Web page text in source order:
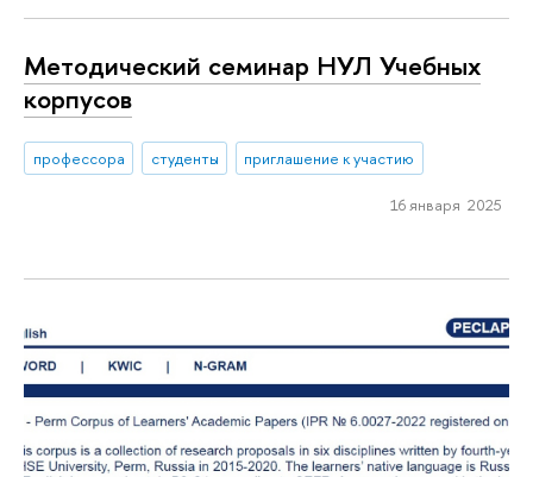
Методический семинар НУЛ Учебных
корпусов
профессора студенты приглашение к участию
16 января 2025